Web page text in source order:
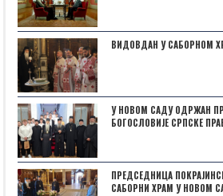
ВИДОВДАН У САБОРНОМ
У НОВОМ САДУ ОДРЖАН
БОГОСЛОВИЈЕ СРПСКЕ
ПРЕДСЕДНИЦА
САБОРНИ ХРАМ У НОВОМ